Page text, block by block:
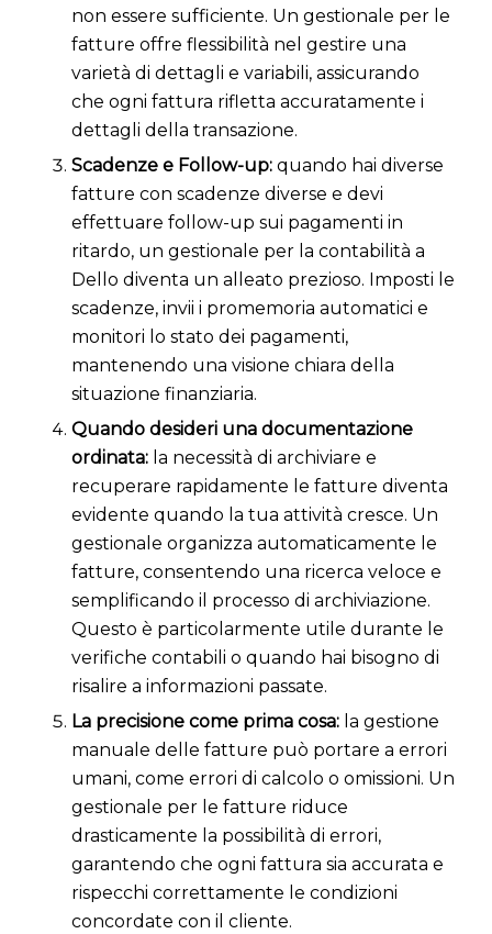
non essere sufficiente. Un gestionale per le
fatture offre flessibilità nel gestire una
varietà di dettagli e variabili, assicurando
che ogni fattura rifletta accuratamente i
dettagli della transazione.
Scadenze e Follow-up: quando hai diverse
fatture con scadenze diverse e devi
effettuare follow-up sui pagamenti in
ritardo, un gestionale per la contabilità a
Dello diventa un alleato prezioso. Imposti le
scadenze, invii i promemoria automatici e
monitori lo stato dei pagamenti,
mantenendo una visione chiara della
situazione finanziaria.
Quando desideri una documentazione
ordinata: la necessità di archiviare e
recuperare rapidamente le fatture diventa
evidente quando la tua attività cresce. Un
gestionale organizza automaticamente le
fatture, consentendo una ricerca veloce e
semplificando il processo di archiviazione.
Questo è particolarmente utile durante le
verifiche contabili o quando hai bisogno di
risalire a informazioni passate.
La precisione come prima cosa: la gestione
manuale delle fatture può portare a errori
umani, come errori di calcolo o omissioni. Un
gestionale per le fatture riduce
drasticamente la possibilità di errori,
garantendo che ogni fattura sia accurata e
rispecchi correttamente le condizioni
concordate con il cliente.